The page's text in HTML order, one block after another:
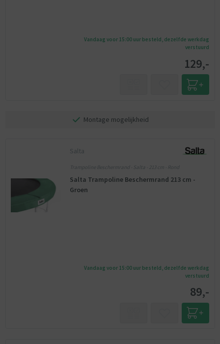
Vandaag voor 15:00 uur besteld, dezelfde werkdag
verstuurd
129,-
Montage mogelijkheid
Salta
Trampoline Beschermrand - Salta - 213 cm - Rond
Salta Trampoline Beschermrand 213 cm -
Groen
Vandaag voor 15:00 uur besteld, dezelfde werkdag
verstuurd
89,-